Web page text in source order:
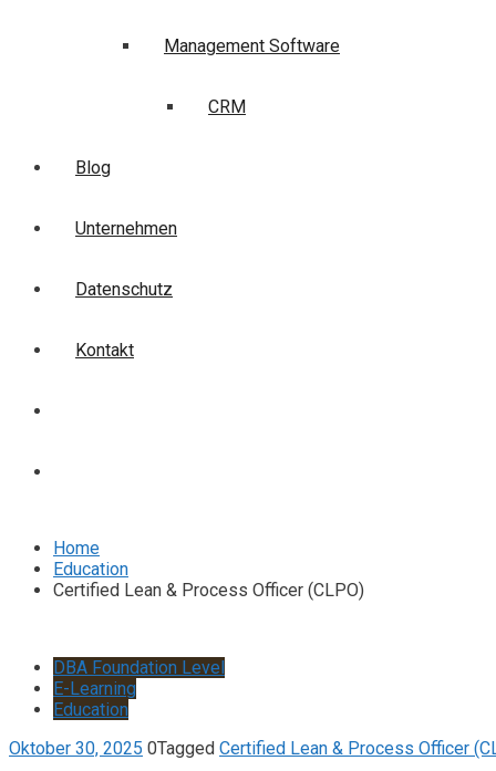
Management Software
CRM
Blog
Unternehmen
Datenschutz
Kontakt
Home
Education
Certified Lean & Process Officer (CLPO)
DBA Foundation Level
E-Learning
Education
Oktober 30, 2025 0Tagged Certified Lean & Process Officer